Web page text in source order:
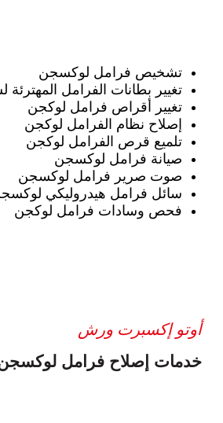
تشخيص فرامل لوكسجن
تغيير بطانات الفرامل
تغيير أقراص فرامل لوكجن
إصلاح نظام الفرامل لوكجن
تلميع قرص الفرامل لوكجن
صيانة فرامل لوكسجن
صوت صرير فرامل لوكسجن
سائل فرامل هيدروليكي
فحص وسادات فرامل لوكجن
أوتو إكسبرت ورش
خدمات إصلاح فرامل لوكسجن